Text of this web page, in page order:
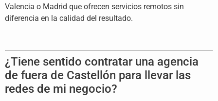
Valencia o Madrid que ofrecen servicios remotos sin
diferencia en la calidad del resultado.
¿Tiene sentido contratar una agencia
de fuera de Castellón para llevar las
redes de mi negocio?